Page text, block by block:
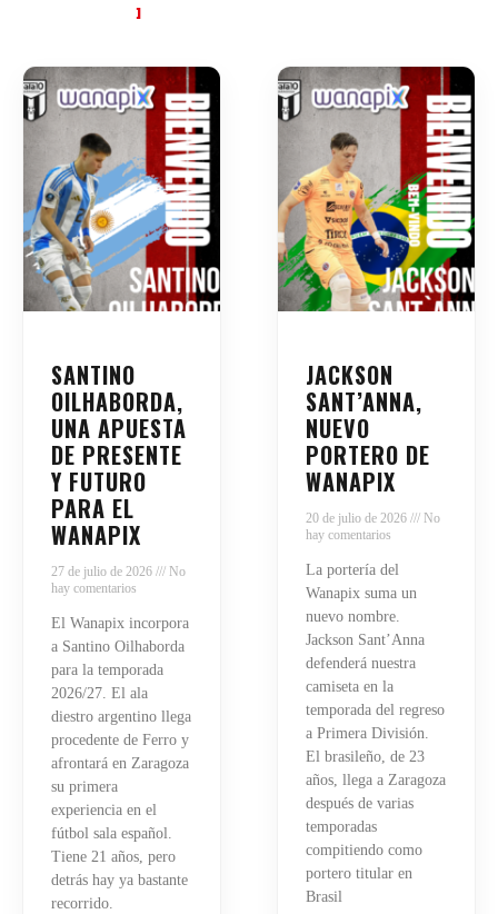
SANTINO
OILHABORDA,
UNA APUESTA
DE PRESENTE
Y FUTURO
PARA EL
WANAPIX
27 de julio de 2026
No
hay comentarios
El Wanapix incorpora
a Santino Oilhaborda
para la temporada
2026/27. El ala
diestro argentino llega
procedente de Ferro y
afrontará en Zaragoza
su primera
experiencia en el
fútbol sala español.
Tiene 21 años, pero
detrás hay ya bastante
recorrido.
JACKSON
SANT’ANNA,
NUEVO
PORTERO DE
WANAPIX
20 de julio de 2026
No
hay comentarios
La portería del
Wanapix suma un
nuevo nombre.
Jackson Sant’Anna
defenderá nuestra
camiseta en la
temporada del regreso
a Primera División.
El brasileño, de 23
años, llega a Zaragoza
después de varias
temporadas
compitiendo como
portero titular en
Brasil